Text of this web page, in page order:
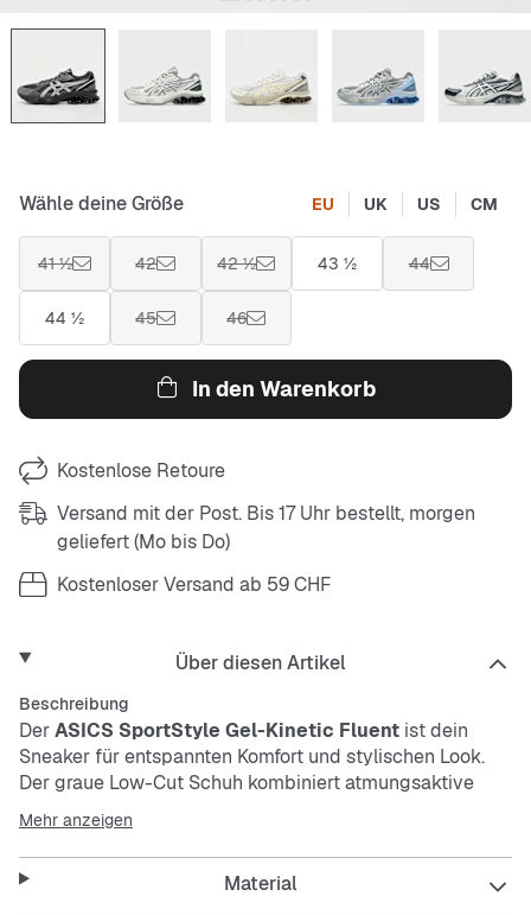
Wähle deine Größe EU UK US CM
41 ½ 42 42 ½ 43 ½ 44
44 ½ 45 46
In den Warenkorb
Kostenlose Retoure
Versand mit der Post. Bis 17 Uhr bestellt, morgen
geliefert (Mo bis Do)
Kostenloser Versand ab 59 CHF
Über diesen Artikel
Beschreibung
DerASICS SportStyle Gel-Kinetic Fluent ist dein
Sneaker für entspannten Komfort und stylischen Look.
Der graue Low-Cut Schuh kombiniert atmungsaktive
Materialien mit einem flexiblen Obermaterial-Mix. Die
bequeme, stoßdämpfende Innensohle und die
rutschfeste Außensohle sorgen für ein angenehmes
Laufgefühl.
Mehr anzeigen
Material